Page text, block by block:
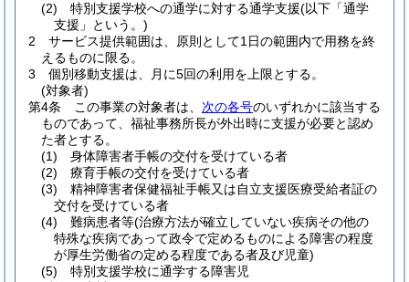
(2)
特別支援学校への通学に対する通学支援(以下「通学
支援」という。)
2
サービス提供範囲は、原則として1日の範囲内で用務を終
えるものに限る。
3
個別移動支援は、月に5回の利用を上限とする。
(対象者)
第4条
この事業の対象者は、 次の各号のいずれかに該当する
ものであって、福祉事務所長が外出時に支援が必要と認め
た者とする。
(1)
身体障害者手帳の交付を受けている者
(2)
療育手帳の交付を受けている者
(3)
精神障害者保健福祉手帳又は自立支援医療受給者証の
交付を受けている者
(4)
難病患者等(治療方法が確立していない疾病その他の
特殊な疾病であって政令で定めるものによる障害の程度
が厚生労働省の定める程度である者及び児童)
(5)
特別支援学校に通学する障害児